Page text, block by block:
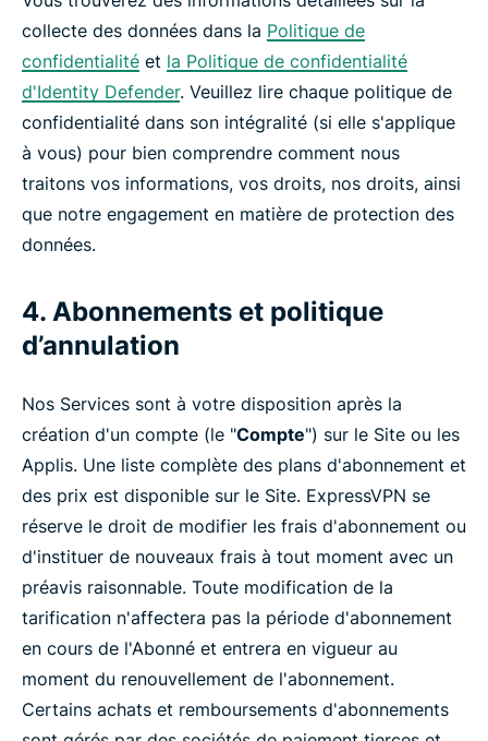
collecte des données dans la Politique de
confidentialité et la Politique de confidentialité
d'Identity Defender. Veuillez lire chaque politique de
confidentialité dans son intégralité (si elle s'applique
à vous) pour bien comprendre comment nous
traitons vos informations, vos droits, nos droits, ainsi
que notre engagement en matière de protection des
données.
4. Abonnements et politique
d’annulation
Nos Services sont à votre disposition après la
création d'un compte (le "Compte") sur le Site ou les
Applis. Une liste complète des plans d'abonnement et
des prix est disponible sur le Site. ExpressVPN se
réserve le droit de modifier les frais d'abonnement ou
d'instituer de nouveaux frais à tout moment avec un
préavis raisonnable. Toute modification de la
tarification n'affectera pas la période d'abonnement
en cours de l'Abonné et entrera en vigueur au
moment du renouvellement de l'abonnement.
Certains achats et remboursements d'abonnements